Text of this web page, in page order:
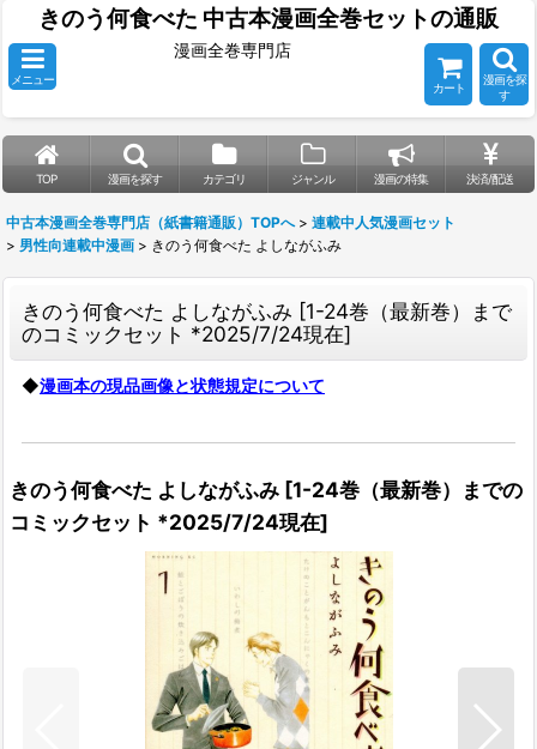
きのう何食べた 中古本漫画全巻セットの通販
メニュー
漫画全巻専門店
カート
漫画を探
す
TOP 漫画を探す カテゴリ ジャンル 漫画の特集 決済/配送
中古本漫画全巻専門店（紙書籍通販）TOPへ > 連載中人気漫画セット
> 男性向連載中漫画 > きのう何食べた よしながふみ
きのう何食べた よしながふみ [1-24巻（最新巻）まで
のコミックセット *2025/7/24現在]
◆漫画本の現品画像と状態規定について
きのう何食べた よしながふみ [1-24巻（最新巻）までの
コミックセット *2025/7/24現在]